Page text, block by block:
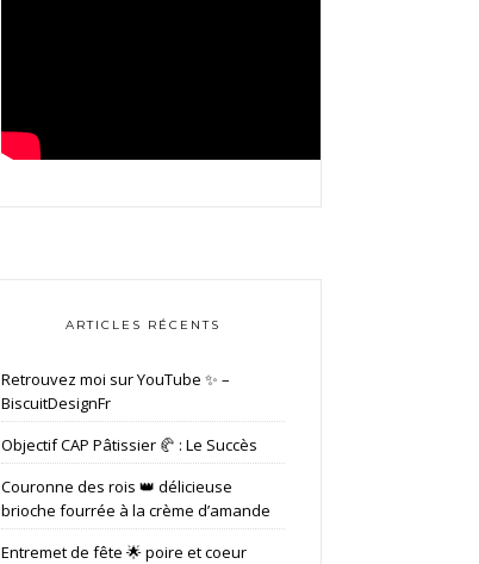
ARTICLES RÉCENTS
Retrouvez moi sur YouTube ✨ –
BiscuitDesignFr
Objectif CAP Pâtissier 🥐 : Le Succès
Couronne des rois 👑 délicieuse
brioche fourrée à la crème d’amande
Entremet de fête 🌟 poire et coeur